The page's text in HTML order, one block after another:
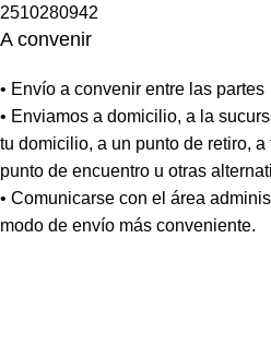
A convenir
• Envío a convenir entre las partes
• Enviamos a domicilio, a la
tu domicilio, a un punto de retiro,
punto de encuentro u otras
• Comunicarse con el área
modo de envío más conveniente.